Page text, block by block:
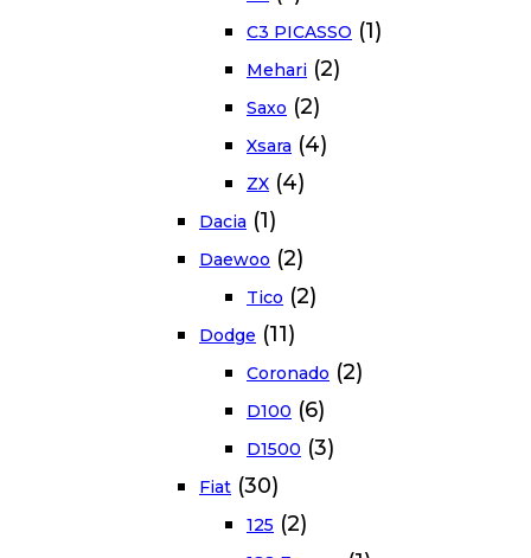
C3 PICASSO (1)
Mehari (2)
Saxo (2)
Xsara (4)
ZX (4)
Dacia (1)
Daewoo (2)
Tico (2)
Dodge (11)
Coronado (2)
D100 (6)
D1500 (3)
Fiat (30)
125 (2)